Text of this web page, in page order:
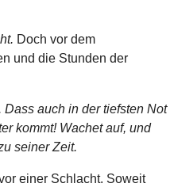
Doch vor dem
und die Stunden der
Dass auch in der tiefsten Not
kommt! Wachet auf, und
seiner Zeit.
einer Schlacht. Soweit